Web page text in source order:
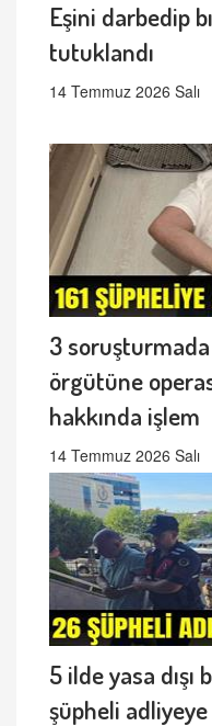
Eşini darbedip
tutuklandı
14 Temmuz 2026 Salı
3
örgütüne
hakkında işlem
14 Temmuz 2026 Salı
5 ilde yasa
şüpheli